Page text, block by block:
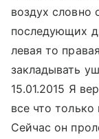
воздух словно
последующих
левая то
закладывать
15.01.2015 Я
все что
Сейчас он